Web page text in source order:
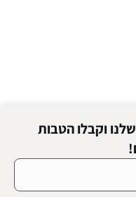
וקבלו הטבות